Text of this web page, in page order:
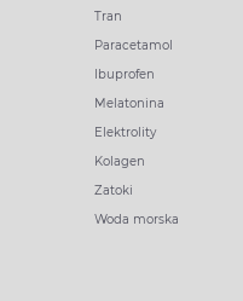
Tran
Paracetamol
Ibuprofen
Melatonina
Elektrolity
Kolagen
Zatoki
Woda morska